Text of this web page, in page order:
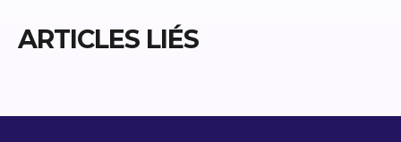
ARTICLES LIÉS